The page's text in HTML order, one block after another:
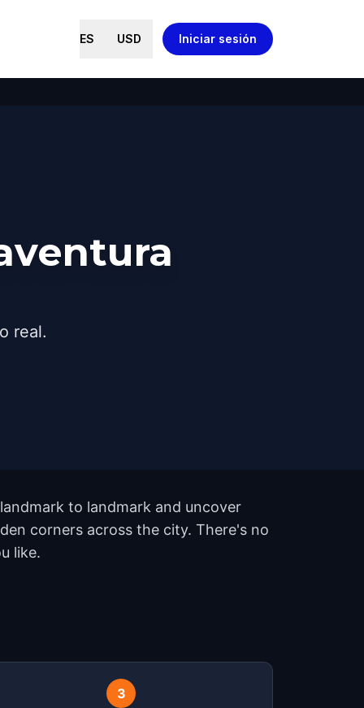
ES USD Iniciar sesión
real.
to landmark and uncover
corners across the city. There's no
like.
3